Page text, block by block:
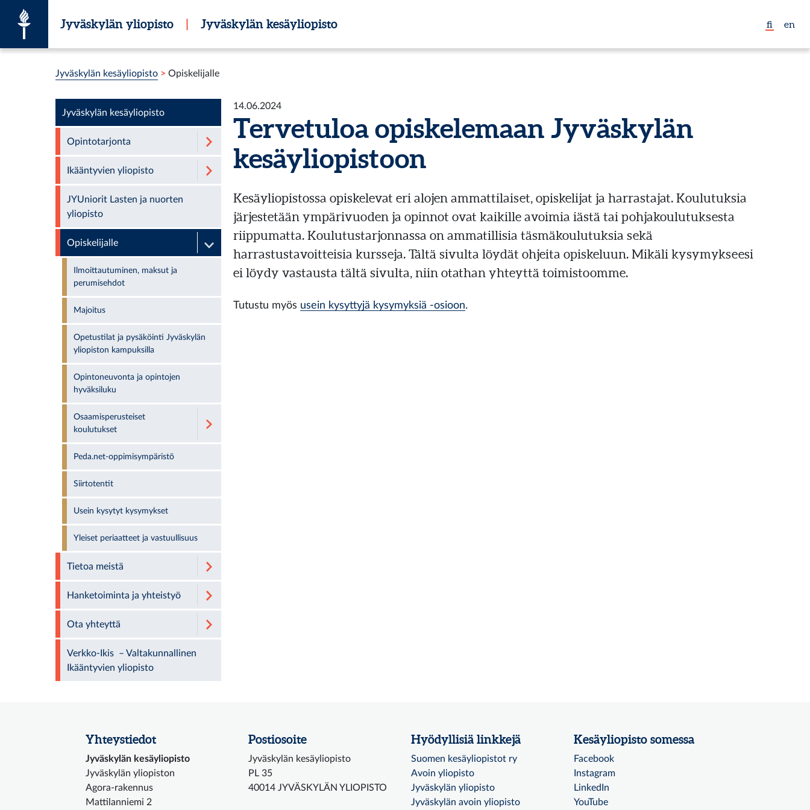
Jyväskylän yliopisto | Jyväskylän kesäyliopisto fi en
Jyväskylän kesäyliopisto > Opiskelijalle
14.06.2024
Tervetuloa opiskelemaan Jyväskylän
kesäyliopistoon
Kesäyliopistossa opiskelevat eri alojen ammattilaiset, opiskelijat ja harrastajat. Koulutuksia
järjestetään ympärivuoden ja opinnot ovat kaikille avoimia iästä tai pohjakoulutuksesta
riippumatta. Koulutustarjonnassa on ammatillisia täsmäkoulutuksia sekä
harrastustavoitteisia kursseja. Tältä sivulta löydät ohjeita opiskeluun. Mikäli kysymykseesi
ei löydy vastausta tältä sivulta, niin otathan yhteyttä toimistoomme.
Tutustu myös usein kysyttyjä kysymyksiä -osioon.
Jyväskylän kesäyliopisto
Opintotarjonta
Ikääntyvien yliopisto
JYUniorit Lasten ja nuorten
yliopisto
Opiskelijalle
Ilmoittautuminen, maksut ja
perumisehdot
Majoitus
Opetustilat ja pysäköinti Jyväskylän
yliopiston kampuksilla
Opintoneuvonta ja opintojen
hyväksiluku
Osaamisperusteiset
koulutukset
Peda.net-oppimisympäristö
Siirtotentit
Usein kysytyt kysymykset
Yleiset periaatteet ja vastuullisuus
Tietoa meistä
Hanketoiminta ja yhteistyö
Ota yhteyttä
Verkko-Ikis – Valtakunnallinen
Ikääntyvien yliopisto
Yhteystiedot
Jyväskylän kesäyliopisto
Jyväskylän yliopiston
Agora-rakennus
Mattilanniemi 2
Postiosoite
Jyväskylän kesäyliopisto
PL 35
40014 JYVÄSKYLÄN YLIOPISTO
Hyödyllisiä linkkejä
Suomen kesäyliopistot ry
Avoin yliopisto
Jyväskylän yliopisto
Jyväskylän avoin yliopisto
Kesäyliopisto somessa
Facebook
Instagram
LinkedIn
YouTube